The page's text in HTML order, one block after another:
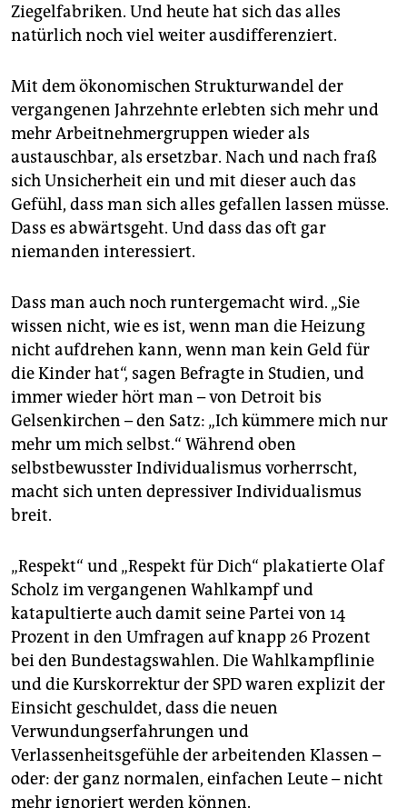
Ziegelfabriken. Und heute hat sich das alles
natürlich noch viel weiter ausdifferenziert.
Mit dem ökonomischen Strukturwandel der
vergangenen Jahrzehnte erlebten sich mehr und
mehr Arbeitnehmergruppen wieder als
austauschbar, als ersetzbar. Nach und nach fraß
sich Unsicherheit ein und mit dieser auch das
Gefühl, dass man sich alles gefallen lassen müsse.
Dass es abwärtsgeht. Und dass das oft gar
niemanden interessiert.
Dass man auch noch runtergemacht wird. „Sie
wissen nicht, wie es ist, wenn man die Heizung
nicht aufdrehen kann, wenn man kein Geld für
die Kinder hat“, sagen Befragte in Studien, und
immer wieder hört man – von ­Detroit bis
Gelsenkirchen – den Satz: „Ich kümmere mich nur
mehr um mich selbst.“ Während oben
selbstbewusster Individualismus vorherrscht,
macht sich unten depressiver Individualismus
breit.
„Respekt“ und „Respekt für Dich“ plakatierte Olaf
Scholz im vergangenen Wahlkampf und
katapultierte auch damit seine Partei von 14
Prozent in den Umfragen auf knapp 26 Prozent
bei den Bundestagswahlen. Die Wahlkampf­linie
und die Kurskorrektur der SPD waren explizit der
Einsicht geschuldet, dass die neuen
Verwundungserfahrungen und
Verlassenheitsgefühle der arbeitenden Klassen –
oder: der ganz normalen, einfachen Leute – nicht
mehr ignoriert werden können.